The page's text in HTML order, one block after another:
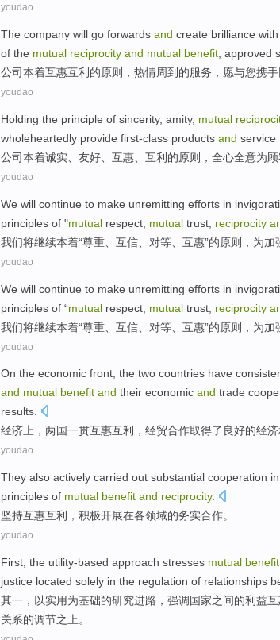
youdao
The company will go forwards and create brilliance with
of the mutual reciprocity and mutual benefit , approved
公司本着互惠互利 的原则 ，热情周到 的服务，愿与您携手
youdao
Holding the principle of sincerity, amity, mutual
wholeheartedly provide first-class products and service
公司本着诚实 友好 互惠 互利 的原则 ， 全心全意为
youdao
We will continue to make unremitting efforts in
principles of "mutual respect mutual trust, reciprocity
我们将继续本着“尊重 互信 对等 、互惠”的原则 ，为
youdao
We will continue to make unremitting efforts in
principles of “mutual respect mutual trust, reciprocity
我们将继续本着“尊重 互信 对等 、互惠”的原则 ，为
youdao
On the economic front, the two countries have
and mutual benefit and their economic and trade
results.
经济上 ， 两国一贯互惠互利 ， 经贸合作取得了 良好的经济
youdao
They also actively carried out substantial cooperation in
principles of mutual benefit and reciprocity.
坚持互惠互利， 积极开展在各领域的务实合作。
youdao
First, the utility-based approach stresses mutual benefit
justice located solely in the regulation of relationships
其一， 以实用为基础的研究进路 ， 强调 国家之间的利益
关系的调节之上。